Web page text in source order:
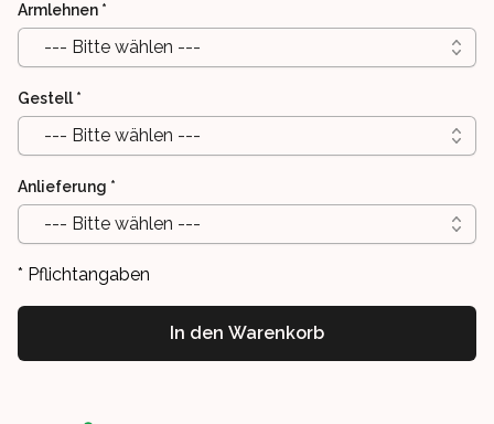
Armlehnen *
--- Bitte wählen ---
Gestell *
--- Bitte wählen ---
Anlieferung *
--- Bitte wählen ---
* Pflichtangaben
In den Warenkorb